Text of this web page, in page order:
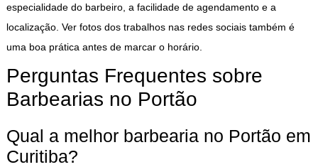
especialidade do barbeiro, a facilidade de agendamento e a
localização. Ver fotos dos trabalhos nas redes sociais também é
uma boa prática antes de marcar o horário.
Perguntas Frequentes sobre
Barbearias no Portão
Qual a melhor barbearia no Portão em
Curitiba?